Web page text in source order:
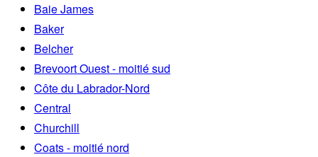
Baie James
Baker
Belcher
Brevoort Ouest - moitié sud
Côte du Labrador-Nord
Central
Churchill
Coats - moitié nord